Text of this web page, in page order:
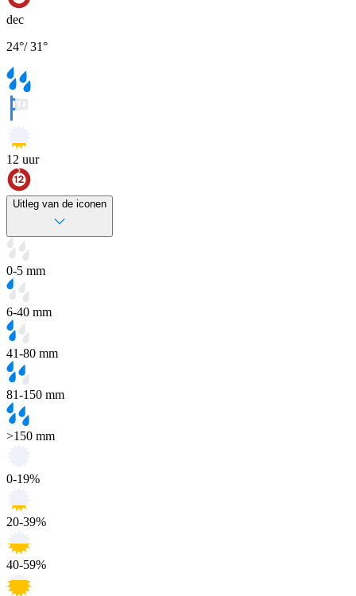
dec
24°/31°
12 uur
Uitleg van de iconen
0-5 mm
6-40 mm
41-80 mm
81-150 mm
>150 mm
0-19%
20-39%
40-59%